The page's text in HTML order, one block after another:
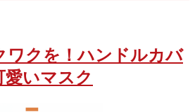
ワクを！ハンドルカバ
愛いマスク